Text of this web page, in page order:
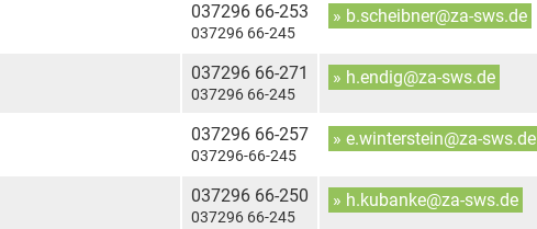
037296 66-253
037296 66-245
» b.scheibner@za-sws.de
037296 66-271
037296 66-245
» h.endig@za-sws.de
037296 66-257
037296-66-245
» e.winterstein@za-sws.de
037296 66-250
037296 66-245
» h.kubanke@za-sws.de